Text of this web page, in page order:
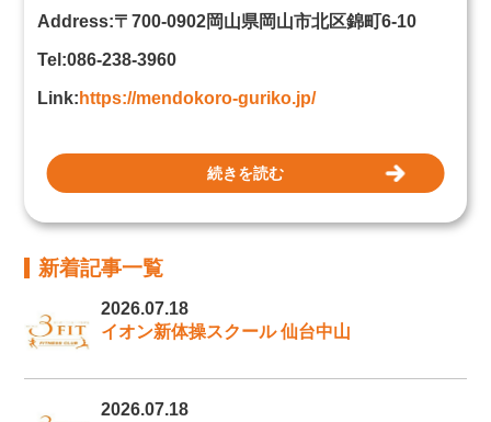
Address:〒700-0902岡山県岡山市北区錦町6-10
Tel:086-238-3960
Link: https://mendokoro-guriko.jp/
続きを読む
新着記事一覧
2026.07.18
イオン新体操スクール 仙台中山
2026.07.18